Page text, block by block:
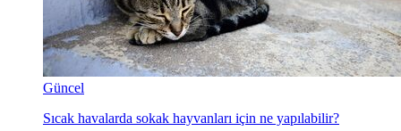
Güncel
Sıcak havalarda sokak hayvanları için ne yapılabilir?